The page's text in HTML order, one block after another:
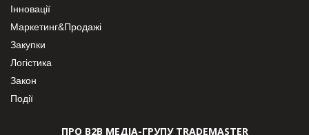
Інновації
Маркетинг&Продажі
Закупки
Логістика
Закон
Події
ПРО В2В МЕДІА-ГРУПУ TRADEMASTER